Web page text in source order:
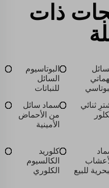
ذات
البوتاسيوم
السائل
للنباتات
ثنائي
سماد سائل
من الأحماض
الأمينية
للبيع
كلوريد
الكالسيوم
الكلوري